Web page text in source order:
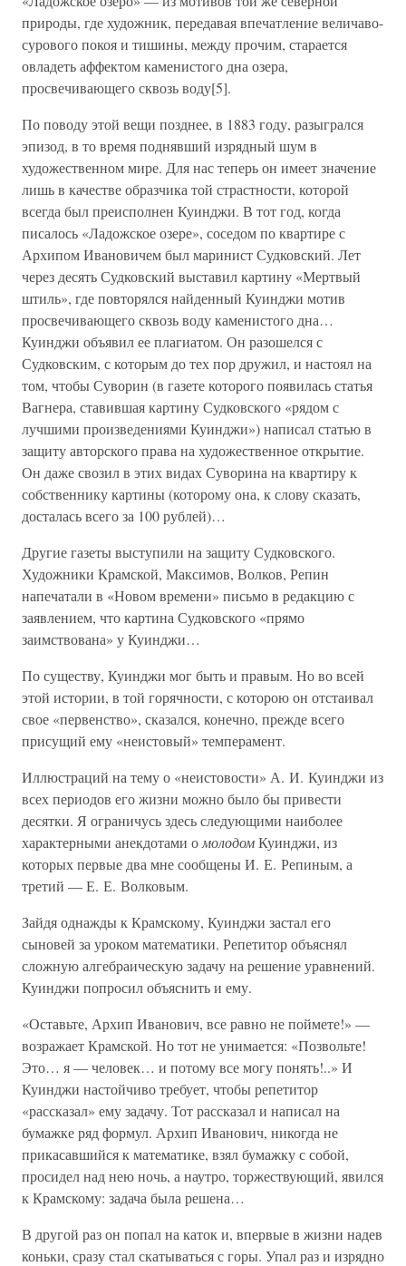
природы, где художник, передавая впечатление величаво-
сурового покоя и тишины, между прочим, старается
овладеть аффектом каменистого дна озера,
просвечивающего сквозь воду[5].
По поводу этой вещи позднее, в 1883 году, разыгрался
эпизод, в то время поднявший изрядный шум в
художественном мире. Для нас теперь он имеет значение
лишь в качестве образчика той страстности, которой
всегда был преисполнен Куинджи. В тот год, когда
писалось «Ладожское озере», соседом по квартире с
Архипом Ивановичем был маринист Судковский. Лет
через десять Судковский выставил картину «Мертвый
штиль», где повторялся найденный Куинджи мотив
просвечивающего сквозь воду каменистого дна…
Куинджи объявил ее плагиатом. Он разошелся с
Судковским, с которым до тех пор дружил, и настоял на
том, чтобы Суворин (в газете которого появилась статья
Вагнера, ставившая картину Судковского «рядом с
лучшими произведениями Куинджи») написал статью в
защиту авторского права на художественное открытие.
Он даже свозил в этих видах Суворина на квартиру к
собственнику картины (которому она, к слову сказать,
досталась всего за 100 рублей)…
Другие газеты выступили на защиту Судковского.
Художники Крамской, Максимов, Волков, Репин
напечатали в «Новом времени» письмо в редакцию с
заявлением, что картина Судковского «прямо
заимствована» у Куинджи…
По существу, Куинджи мог быть и правым. Но во всей
этой истории, в той горячности, с которою он отстаивал
свое «первенство», сказался, конечно, прежде всего
присущий ему «неистовый» темперамент.
Иллюстраций на тему о «неистовости» А. И. Куинджи из
всех периодов его жизни можно было бы привести
десятки. Я ограничусь здесь следующими наиболее
характерными анекдотами о молодомКуинджи, из
которых первые два мне сообщены И. Е. Репиным, а
третий — Е. Е. Волковым.
Зайдя однажды к Крамскому, Куинджи застал его
сыновей за уроком математики. Репетитор объяснял
сложную алгебраическую задачу на решение уравнений.
Куинджи попросил объяснить и ему.
«Оставьте, Архип Иванович, все равно не поймете!» —
возражает Крамской. Но тот не унимается: «Позвольте!
Это… я — человек… и потому все могу понять!..» И
Куинджи настойчиво требует, чтобы репетитор
«рассказал» ему задачу. Тот рассказал и написал на
бумажке ряд формул. Архип Иванович, никогда не
прикасавшийся к математике, взял бумажку с собой,
просидел над нею ночь, а наутро, торжествующий, явился
к Крамскому: задача была решена…
В другой раз он попал на каток и, впервые в жизни надев
коньки, сразу стал скатываться с горы. Упал раз и изрядно